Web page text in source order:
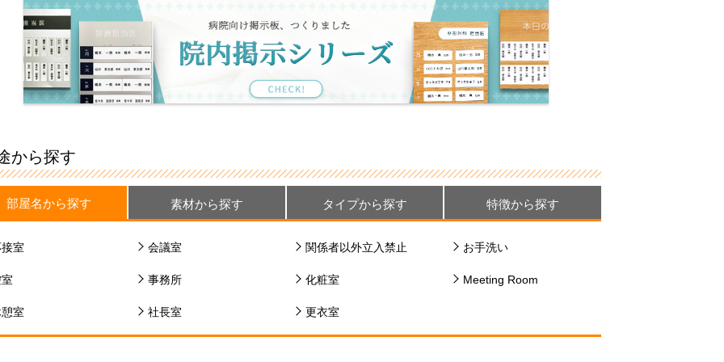
から探す
部屋名から探す 素材から探す タイプから探す 特徴から探す
室 会議室 関係者以外立入禁止 お手洗い
事務所 化粧室 Meeting Room
室 社長室 更衣室